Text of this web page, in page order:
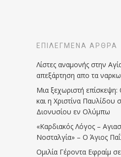
ΕΠΙΛΕΓΜΈΝΑ ΆΡΘΡΑ
Λίστες αναμονής στην
απεξάρτηση απο τα
Μια ξεχωριστή επίσκεψη:
και η Χριστίνα Παυλίδου
Διονυσίου εν Ολύμπω
«Καρδιακός Λόγος –
Νοσταλγία» – Ο Άγιος
Ομιλία Γέροντα Εφραίμ